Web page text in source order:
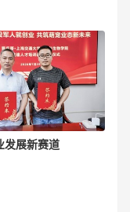
发展新赛道